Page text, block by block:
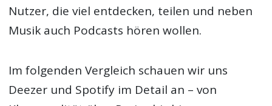
Nutzer, die viel entdecken, teilen und neben
Musik auch Podcasts hören wollen.
Im folgenden Vergleich schauen wir uns
Deezer und Spotify im Detail an – von